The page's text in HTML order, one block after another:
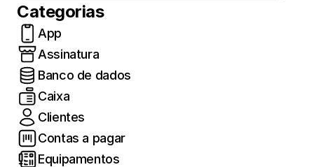
Categorias
App
Assinatura
Banco de dados
Caixa
Clientes
Contas a pagar
Equipamentos